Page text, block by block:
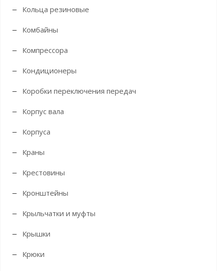
Кольца резиновые
Комбайны
Компрессора
Кондиционеры
Коробки переключения передач
Корпус вала
Корпуса
Краны
Крестовины
Кронштейны
Крыльчатки и муфты
Крышки
Крюки